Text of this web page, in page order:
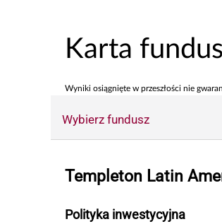
Karta
Wyniki osiągnięte w przeszłości nie
Wybierz fundusz
Templeton Latin
Polityka inwestycyjna